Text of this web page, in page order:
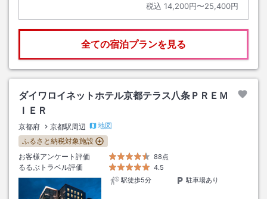
税込 14,200円〜25,400円
全ての宿泊プランを見る
ダイワロイネットホテル京都テラス八条ＰＲＥＭ
ＩＥＲ
京都府 京都駅周辺
地図
ふるさと納税対象施設
お客様アンケート評価
88点
るるぶトラベル評価
4.5
駅徒歩5分
駐車場あり